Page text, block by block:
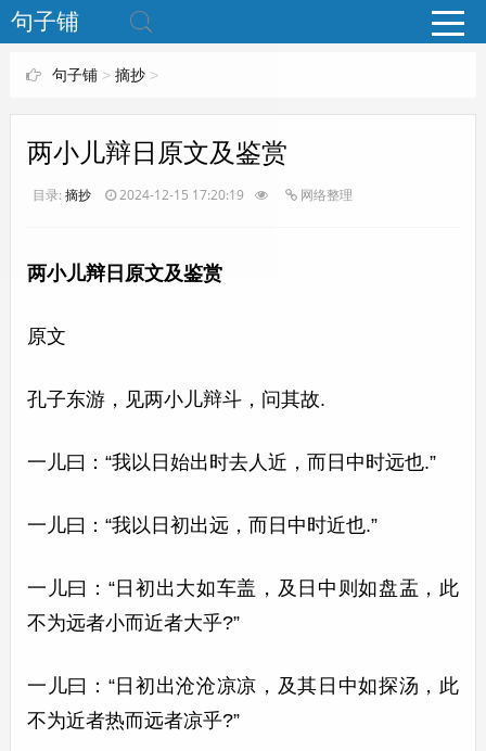
www.bjuzi.com
句子铺
句子铺> 摘抄>
两小儿辩日原文及鉴赏
目录: 摘抄 2024-12-15 17:20:19 网络整理
两小儿辩日原文及鉴赏
原文
孔子东游，见两小儿辩斗，问其故.
一儿曰：“我以日始出时去人近，而日中时远也.”
一儿曰：“我以日初出远，而日中时近也.”
一儿曰：“日初出大如车盖，及日中则如盘盂，此
不为远者小而近者大乎?”
一儿曰：“日初出沧沧凉凉，及其日中如探汤，此
不为近者热而远者凉乎?”